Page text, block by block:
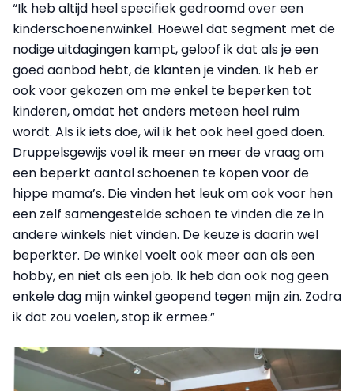
“Ik heb altijd heel specifiek gedroomd over een
kinderschoenenwinkel. Hoewel dat segment met de
nodige uitdagingen kampt, geloof ik dat als je een
goed aanbod hebt, de klanten je vinden. Ik heb er
ook voor gekozen om me enkel te beperken tot
kinderen, omdat het anders meteen heel ruim
wordt. Als ik iets doe, wil ik het ook heel goed doen.
Druppelsgewijs voel ik meer en meer de vraag om
een beperkt aantal schoenen te kopen voor de
hippe mama’s. Die vinden het leuk om ook voor hen
een zelf samengestelde schoen te vinden die ze in
andere winkels niet vinden. De keuze is daarin wel
beperkter. De winkel voelt ook meer aan als een
hobby, en niet als een job. Ik heb dan ook nog geen
enkele dag mijn winkel geopend tegen mijn zin. Zodra
ik dat zou voelen, stop ik ermee.”